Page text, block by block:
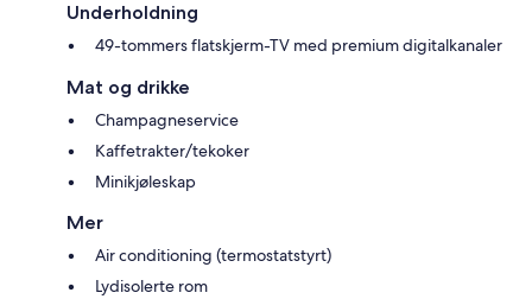
Underholdning
49-tommers flatskjerm-TV med premium digitalkanaler
Mat og drikke
Champagneservice
Kaffetrakter/tekoker
Minikjøleskap
Mer
Air conditioning (termostatstyrt)
Lydisolerte rom